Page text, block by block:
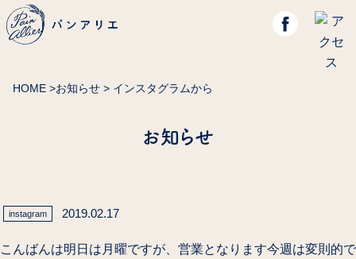
HOME >お知らせ > インスタグラムから
お知らせ
instagram 2019.02.17
こんばんは明日は月曜ですが、営業となります今週は変則的で